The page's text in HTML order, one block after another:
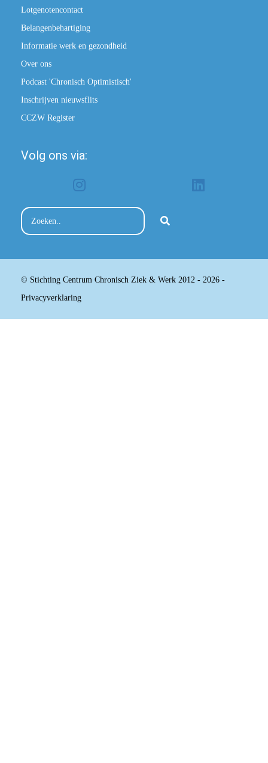
Lotgenotencontact
Belangenbehartiging
Informatie werk en gezondheid
Over ons
Podcast 'Chronisch Optimistisch'
Inschrijven nieuwsflits
CCZW Register
Volg ons via:
© Stichting Centrum Chronisch Ziek & Werk 2012 - 2026 -
Privacyverklaring